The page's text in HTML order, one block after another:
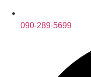
090-289-5699